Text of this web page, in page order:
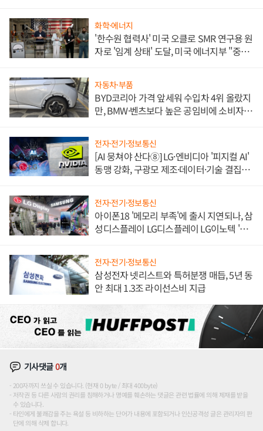
화학·에너지
'한수원 협력사' 미국 오클로 SMR 연구용 원
자로 '임계 상태' 도달, 미국 에너지부 "중요
자동차·부품
BYD코리아 가격 앞세워 수입차 4위 올랐지
만, BMW·벤츠보다 높은 공임비에 소비자
전자·전기·정보통신
[AI 뭉쳐야 산다⑧] LG·엔비디아 '피지컬 AI'
동맹 강화, 구광모 제조·데이터·기술 결집
전자·전기·정보통신
아이폰18 '메모리 부족'에 출시 지연되나, 삼
성디스플레이 LG디스플레이 LG이노텍 '탈
전자·전기·정보통신
삼성전자 넷리스트와 특허분쟁 매듭, 5년 동
안 최대 1.3조 라이선스비 지급
기사댓글0개
200자까지 쓰실 수 있습니다. (현재 0 byte / 최대 400byte)
저작권 등 다른 사람의 권리를 침해하거나 명예를 훼손하는 댓글은 관련 법률에 의해 제재를 받을
수 있습니다.
타인에게 불쾌감을 주는 욕설 등 비하하는 단어가 내용에 포함되거나 인신공격성 글은 관리자의 판
단에 의해 삭제 합니다.